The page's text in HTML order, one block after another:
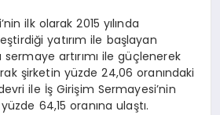
ilk olarak 2015 yılında
yatırım ile başlayan
sermaye artırımı ile güçlenerek
şirketin yüzde 24,06 oranındaki
ile İş Girişim Sermayesi’nin
64,15 oranına ulaştı.